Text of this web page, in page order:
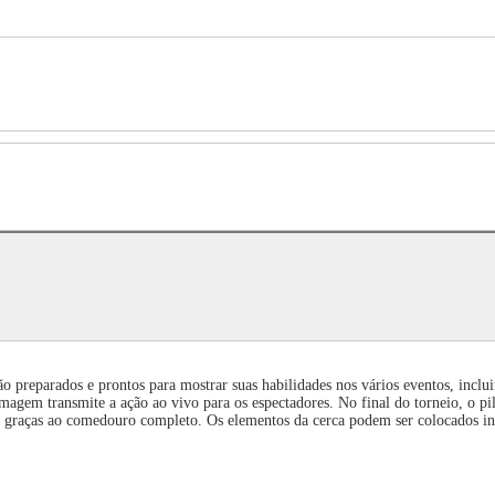
preparados e prontos para mostrar suas habilidades nos vários eventos,
transmite a ação ao vivo para os espectadores. No final do torneio, o
ao comedouro completo. Os elementos da cerca podem ser